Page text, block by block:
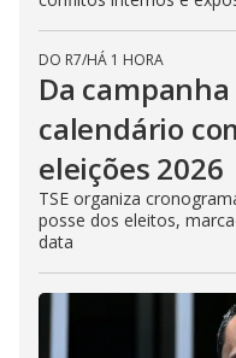
DO R7/HÁ 1 HORA
Da
calendário
eleições 2026
TSE organiza
posse dos eleitos,
data